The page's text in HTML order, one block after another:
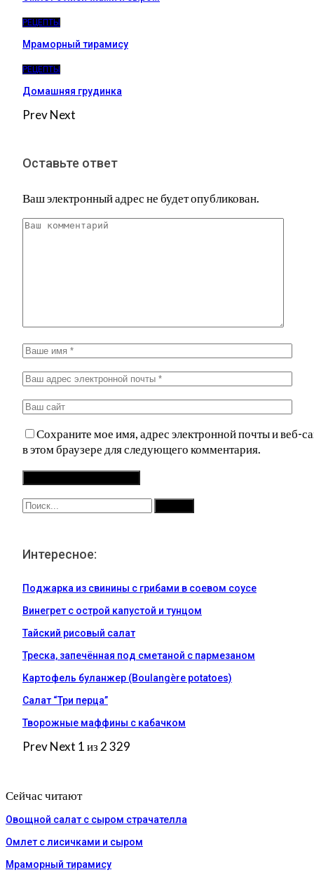
РЕЦЕПТЫ
Мраморный тирамису
РЕЦЕПТЫ
Домашняя грудинка
PrevNext
Оставьте ответ
Ваш электронный адрес не будет опубликован.
Сохраните мое имя, адрес электронной почты и веб-
в этом браузере для следующего комментария.
Интересное:
Поджарка из свинины с грибами в соевом соусе
Винегрет с острой капустой и тунцом
Тайский рисовый салат
Треска, запечённая под сметаной с пармезаном
Картофель буланжер (Boulangère potatoes)
Салат “Три перца”
Творожные маффины с кабачком
PrevNext 1 из 2 329
Сейчас читают
Овощной салат с сыром страчателла
Омлет с лисичками и сыром
Мраморный тирамису